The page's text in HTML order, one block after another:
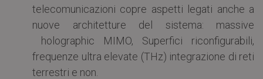
telecomunicazioni copre aspetti legati anche a
nuove architetture del sistema: massive
holographic MIMO, Superfici riconfigurabili,
frequenze ultra elevate (THz) integrazione di reti
terrestri e non.